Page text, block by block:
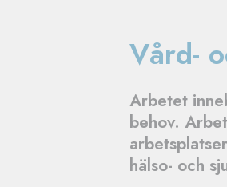
Vård-
Arbetet
behov.
hälso- och